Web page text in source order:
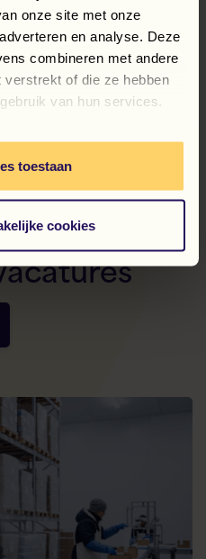
onze site met onze
en analyse. Deze
combineren met andere
verstrekt of die ze hebben
van hun services.
toestaan
cookies
orderpicker